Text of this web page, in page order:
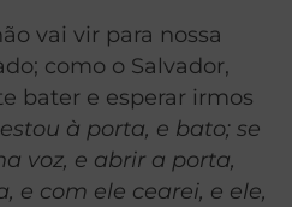
vai vir para nossa
como o Salvador,
bater e esperar irmos
estou à porta, e bato; se
voz, e abrir a porta,
e com ele cearei, e ele,